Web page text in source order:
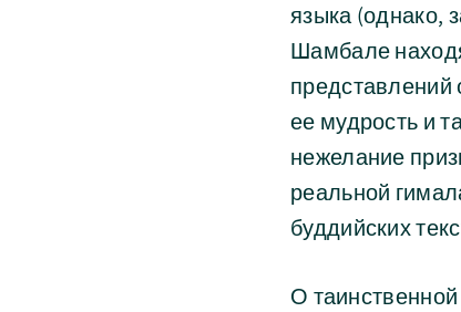
языка (однако,
Шамбале
ее мудрость и
нежелание
реальной
буддийских
О